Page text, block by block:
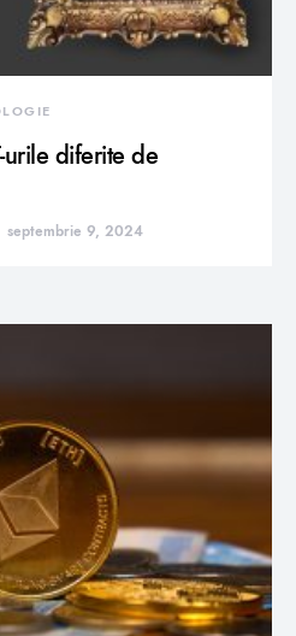
urile diferite de
septembrie 9, 2024